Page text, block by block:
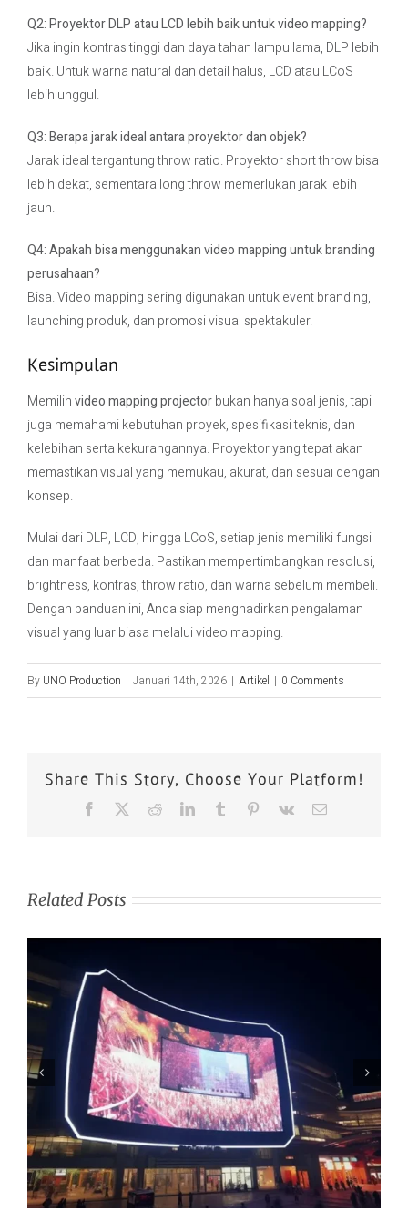
Q2: Proyektor DLP atau LCD lebih baik untuk video mapping?
Jika ingin kontras tinggi dan daya tahan lampu lama, DLP lebih
baik. Untuk warna natural dan detail halus, LCD atau LCoS
lebih unggul.
Q3: Berapa jarak ideal antara proyektor dan objek?
Jarak ideal tergantung throw ratio. Proyektor short throw bisa
lebih dekat, sementara long throw memerlukan jarak lebih
jauh.
Q4: Apakah bisa menggunakan video mapping untuk branding
perusahaan?
Bisa. Video mapping sering digunakan untuk event branding,
launching produk, dan promosi visual spektakuler.
Kesimpulan
Memilihvideo mapping projectorbukan hanya soal jenis, tapi
juga memahami kebutuhan proyek, spesifikasi teknis, dan
kelebihan serta kekurangannya. Proyektor yang tepat akan
memastikan visual yang memukau, akurat, dan sesuai dengan
konsep.
Mulai dari DLP, LCD, hingga LCoS, setiap jenis memiliki fungsi
dan manfaat berbeda. Pastikan mempertimbangkan resolusi,
brightness, kontras, throw ratio, dan warna sebelum membeli.
Dengan panduan ini, Anda siap menghadirkan pengalaman
visual yang luar biasa melalui video mapping.
By UNO Production | Januari 14th, 2026 | Artikel | 0 Comments
Share This Story, Choose Your Platform!
Related Posts